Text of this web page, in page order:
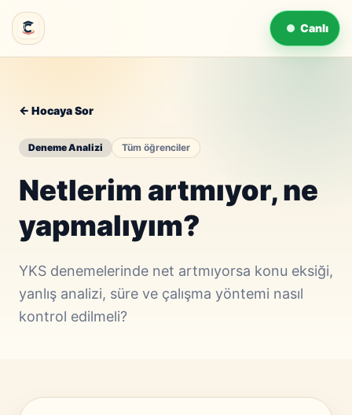
Canlı
← Hocaya Sor
Deneme Analizi Tüm öğrenciler
Netlerim artmıyor, ne
yapmalıyım?
YKS denemelerinde net artmıyorsa konu eksiği,
yanlış analizi, süre ve çalışma yöntemi nasıl
kontrol edilmeli?